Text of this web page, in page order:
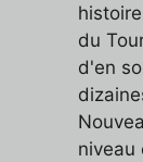
du
d'en
niveau